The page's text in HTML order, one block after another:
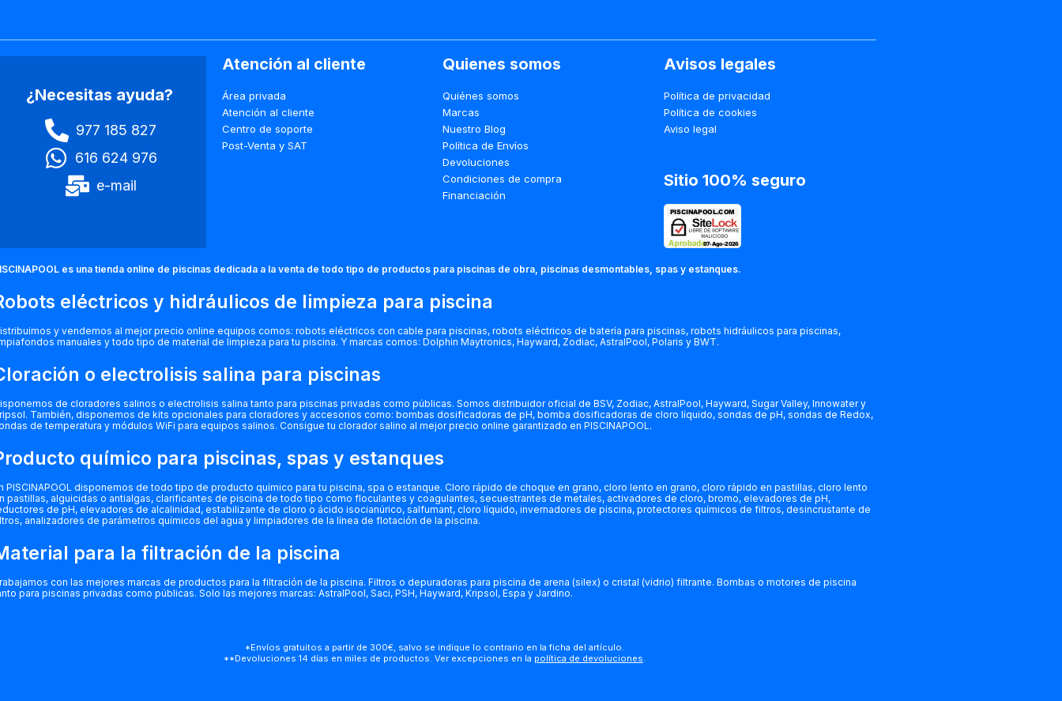
¿Necesitas ayuda?
977 185 827
616 624 976
e-mail
Atención al cliente
Área privada
Atención al cliente
Centro de soporte
Post-Venta y SAT
Quienes somos
Quiénes somos
Marcas
Nuestro Blog
Política de Envíos
Devoluciones
Condiciones de compra
Financiación
Avisos legales
Política de privacidad
Política de cookies
Aviso legal
Sitio 100% seguro
es una tienda online de piscinas dedicada a la venta de todo tipo de productos para piscinas de obra, piscinas desmontables, spas y estanques.
eléctricos y hidráulicos de limpieza para piscina
y vendemos al mejor precio online equipos comos: robots eléctricos con cable para piscinas, robots eléctricos de batería para piscinas, robots hidráulicos para piscinas,
manuales y todo tipo de material de limpieza para tu piscina. Y marcas comos: Dolphin Maytronics, Hayward, Zodiac, AstralPool, Polaris y BWT.
o electrolisis salina para piscinas
de cloradores salinos o electrolisis salina tanto para piscinas privadas como públicas. Somos distribuidor oficial de BSV, Zodiac, AstralPool, Hayward, Sugar Valley, Innowater y
También, disponemos de kits opcionales para cloradores y accesorios como: bombas dosificadoras de pH, bomba dosificadoras de cloro líquido, sondas de pH, sondas de Redox,
de temperatura y módulos WiFi para equipos salinos. Consigue tu clorador salino al mejor precio online garantizado en PISCINAPOOL.
químico para piscinas, spas y estanques
PISCINAPOOL disponemos de todo tipo de producto químico para tu piscina, spa o estanque. Cloro rápido de choque en grano, cloro lento en grano, cloro rápido en pastillas, cloro lento
pastillas, alguicidas o antialgas, clarificantes de piscina de todo tipo como floculantes y coagulantes, secuestrantes de metales, activadores de cloro, bromo, elevadores de pH,
de pH, elevadores de alcalinidad, estabilizante de cloro o ácido isocianúrico, salfumant, cloro líquido, invernadores de piscina, protectores químicos de filtros, desincrustante de
analizadores de parámetros químicos del agua y limpiadores de la línea de flotación de la piscina.
para la filtración de la piscina
con las mejores marcas de productos para la filtración de la piscina. Filtros o depuradoras para piscina de arena (silex) o cristal (vidrio) filtrante. Bombas o motores de piscina
para piscinas privadas como públicas. Solo las mejores marcas: AstralPool, Saci, PSH, Hayward, Kripsol, Espa y Jardino.
*Envíos gratuitos a partir de 300€, salvo se indique lo contrario en la ficha del artículo.
**Devoluciones 14 días en miles de productos. Ver excepciones en la política de devoluciones.